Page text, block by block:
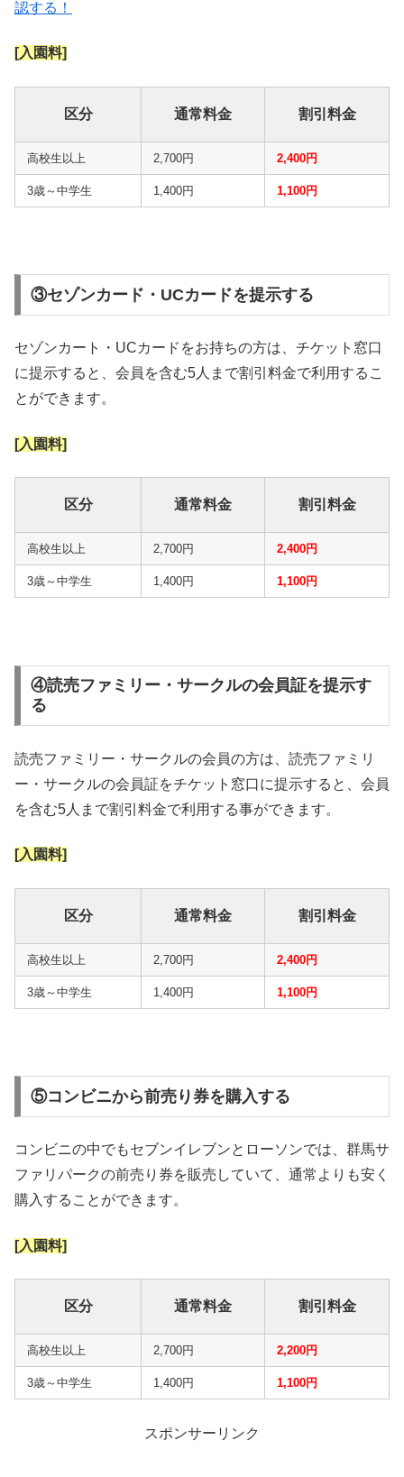
認する！
[入園料]
区分 通常料金 割引料金
高校生以上 2,700円 2,400円
3歳～中学生 1,400円 1,100円
③セゾンカード・UCカードを提示する
セゾンカート・UCカードをお持ちの方は、チケット窓口
に提示すると、会員を含む5人まで割引料金で利用するこ
とができます。
[入園料]
区分 通常料金 割引料金
高校生以上 2,700円 2,400円
3歳～中学生 1,400円 1,100円
④読売ファミリー・サークルの会員証を提示す
る
読売ファミリー・サークルの会員の方は、読売ファミリ
ー・サークルの会員証をチケット窓口に提示すると、会員
を含む5人まで割引料金で利用する事ができます。
[入園料]
区分 通常料金 割引料金
高校生以上 2,700円 2,400円
3歳～中学生 1,400円 1,100円
⑤コンビニから前売り券を購入する
コンビニの中でもセブンイレブンとローソンでは、群馬サ
ファリパークの前売り券を販売していて、通常よりも安く
購入することができます。
[入園料]
区分 通常料金 割引料金
高校生以上 2,700円 2,200円
3歳～中学生 1,400円 1,100円
スポンサーリンク